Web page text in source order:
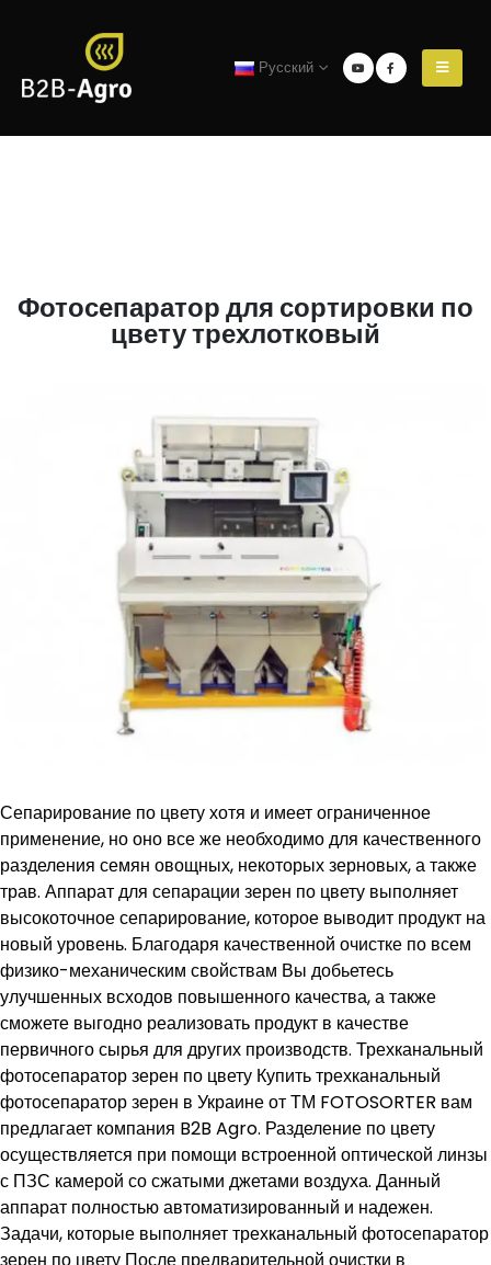
Русский
Фотосепаратор для сортировки по
цвету трехлотковый
Сепарирование по цвету хотя и имеет ограниченное
применение, но оно все же необходимо для качественного
разделения семян овощных, некоторых зерновых, а также
трав. Аппарат для сепарации зерен по цвету выполняет
высокоточное сепарирование, которое выводит продукт на
новый уровень. Благодаря качественной очистке по всем
физико-механическим свойствам Вы добьетесь
улучшенных всходов повышенного качества, а также
сможете выгодно реализовать продукт в качестве
первичного сырья для других производств. Трехканальный
фотосепаратор зерен по цвету Купить трехканальный
фотосепаратор зерен в Украине от ТМ FOTOSORTER вам
предлагает компания B2B Agro. Разделение по цвету
осуществляется при помощи встроенной оптической линзы
с ПЗС камерой со сжатыми джетами воздуха. Данный
аппарат полностью автоматизированный и надежен.
Задачи, которые выполняет трехканальный фотосепаратор